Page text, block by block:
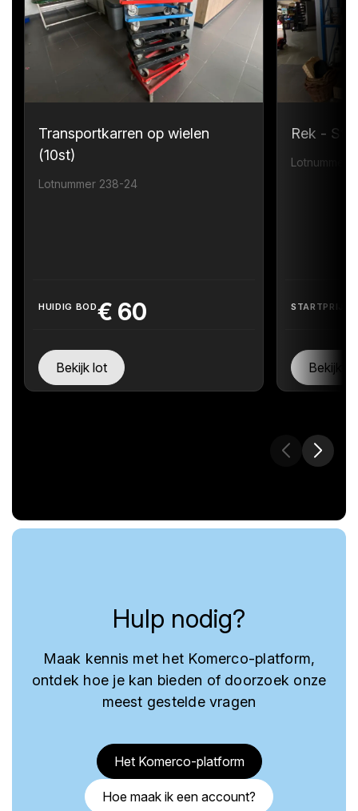
Transportkarren op wielen
(10st)
Lotnummer 238-24
HUIDIG BOD€ 60
Bekijk lot
Rek -
Lotnummer
STARTPRIJS
Bekijk
Hulp nodig?
Maak kennis met het Komerco-platform,
ontdek hoe je kan bieden of doorzoek onze
meest gestelde vragen
Het Komerco-platform
Hoe maak ik een account?